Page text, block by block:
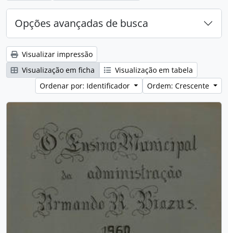
Opções avançadas de busca
Visualizar impressão
Visualização em ficha
Visualização em tabela
Ordenar por: Identificador
Ordem: Crescente